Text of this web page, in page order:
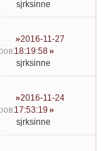
sjrksinne
2016-11-27
18:19:58
sjrksinne
2016-11-24
17:53:19
sjrksinne